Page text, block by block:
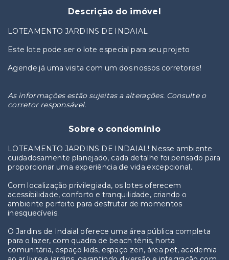
Descrição do imóvel
LOTEAMENTO JARDINS DE INDAIAL
Este lote pode ser o lote especial para seu projeto
Agende já uma visita com um dos nossos corretores!
As informações estão sujeitas a alterações. Consulte o
corretor responsável.
Sobre o condomínio
LOTEAMENTO JARDINS DE INDAIAL! Nesse ambiente
cuidadosamente planejado, cada detalhe foi pensado para
proporcionar uma experiência de vida excepcional.
Com localização privilegiada, os lotes oferecem
acessibilidade, conforto e tranquilidade, criando o
ambiente perfeito para desfrutar de momentos
inesquecíveis.
O Jardins de Indaial oferece uma área pública completa
para o lazer, com quadra de beach tênis, horta
comunitária, espaço kids, espaço zen, área pet, academia